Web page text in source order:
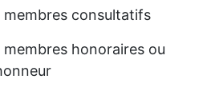
membres consultatifs
membres honoraires ou